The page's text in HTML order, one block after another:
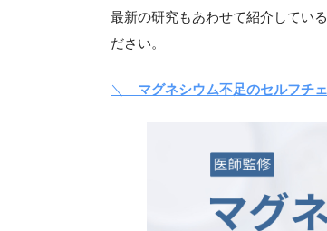
最新の研究もあわせて紹介してい
ださい。
＼ マグネシウム不足のセルフチ